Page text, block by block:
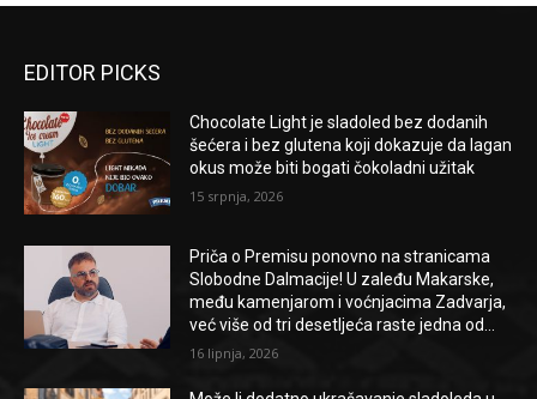
EDITOR PICKS
Chocolate Light je sladoled bez dodanih
šećera i bez glutena koji dokazuje da lagan
okus može biti bogati čokoladni užitak
15 srpnja, 2026
Priča o Premisu ponovno na stranicama
Slobodne Dalmacije! U zaleđu Makarske,
među kamenjarom i voćnjacima Zadvarja,
već više od tri desetljeća raste jedna od...
16 lipnja, 2026